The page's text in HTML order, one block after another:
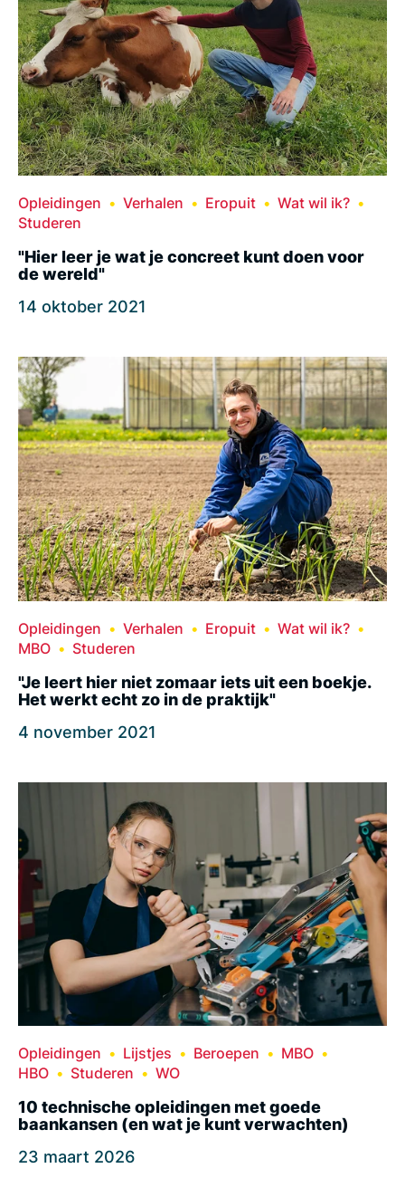
Opleidingen Verhalen Eropuit
Wat wil ik?
Studeren
"Hier leer je wat je concreet kunt doen voor
de wereld"
14 oktober 2021
Opleidingen Verhalen Eropuit
Wat wil ik?
MBO
Studeren
"Je leert hier niet zomaar iets uit een boekje.
Het werkt echt zo in de praktijk"
4 november 2021
Opleidingen Lijstjes Beroepen
MBO
HBO
Studeren WO
10 technische opleidingen met goede
baankansen (en wat je kunt verwachten)
23 maart 2026